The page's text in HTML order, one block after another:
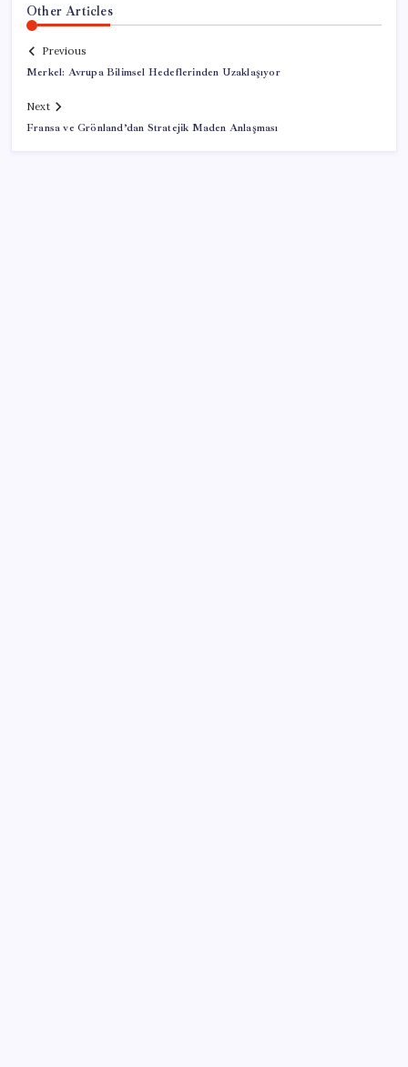
Other Articles
Previous
Merkel: Avrupa Bilimsel Hedeflerinden Uzaklaşıyor
Next
Fransa ve Grönland’dan Stratejik Maden Anlaşması